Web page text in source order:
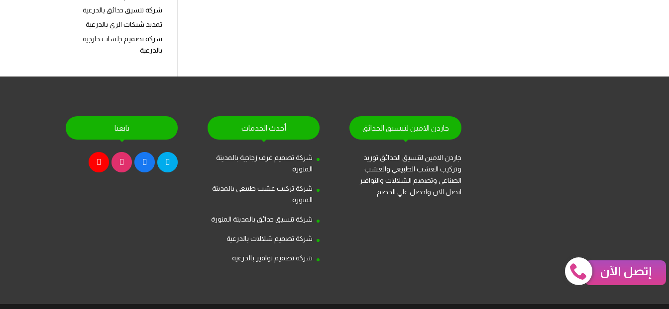
شركة تنسيق حدائق بالدرعية
تمديد شبكات الري بالدرعية
شركة تصميم جلسات خارجية
بالدرعية
جاردن الامين لتنسيق الحدائق
جاردن الامين لتنسيق الحدائق توريد
وتركيب العشب الطبيعي والعشب
الصناعي وتصميم الشلالات والنوافير
اتصل الان واحصل علي الخصم.
أحدث الخدمات
شركة تصميم غرف زجاجية بالمدينة
المنورة
شركة تركيب عشب طبيعي بالمدينة
المنورة
شركة تنسيق حدائق بالمدينة المنورة
شركة تصميم شلالات بالدرعية
شركة تصميم نوافير بالدرعية
تابعنا
إتصل الآن